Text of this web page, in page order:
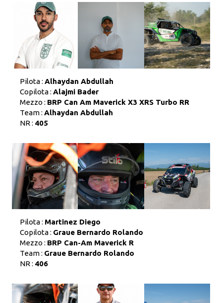
Pilota : Alhaydan Abdullah
Copilota : Alajmi Bader
Mezzo : BRP Can Am Maverick X3 XRS Turbo RR
Team : Alhaydan Abdullah
NR : 405
Pilota : Martinez Diego
Copilota : Graue Bernardo Rolando
Mezzo : BRP Can-Am Maverick R
Team : Graue Bernardo Rolando
NR : 406